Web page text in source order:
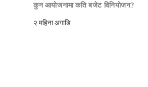
कुन आयोजनामा कति बजेट विनियोजन?
२ महिना अगाडि